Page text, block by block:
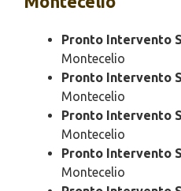
Pronto Intervento
Montecelio
Pronto Intervento
Montecelio
Pronto Intervento
Montecelio
Pronto Intervento
Montecelio